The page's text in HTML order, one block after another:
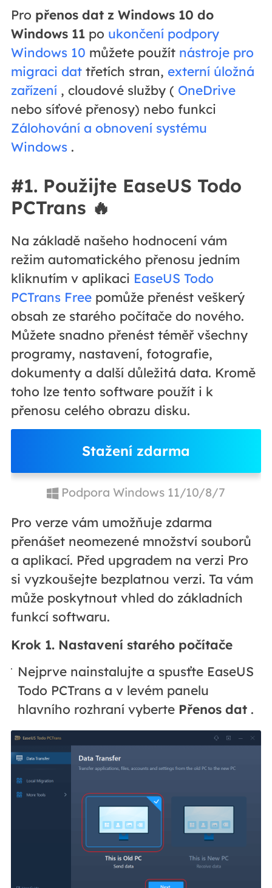
Pro přenos dat z Windows 10 do
Windows 11po ukončení podpory
Windows 10 můžete použít nástroje pro
migraci dattřetích stran, externí úložná
zařízení, cloudové služby ( OneDrive
nebo síťové přenosy) nebo funkci
Zálohování a obnovení systému
Windows .
#1. Použijte EaseUS Todo
PCTrans 🔥
Na základě našeho hodnocení vám
režim automatického přenosu jedním
kliknutím v aplikaci EaseUS Todo
PCTrans Freepomůže přenést veškerý
obsah ze starého počítače do nového.
Můžete snadno přenést téměř všechny
programy, nastavení, fotografie,
dokumenty a další důležitá data. Kromě
toho lze tento software použít i k
přenosu celého obrazu disku.
Stažení zdarma
Podpora Windows 11/10/8/7
Pro verze vám umožňuje zdarma
přenášet neomezené množství souborů
a aplikací. Před upgradem na verzi Pro
si vyzkoušejte bezplatnou verzi. Ta vám
může poskytnout vhled do základních
funkcí softwaru.
Krok 1. Nastavení starého počítače
Nejprve nainstalujte a spusťte EaseUS
Todo PCTrans a v levém panelu
hlavního rozhraní vyberte Přenos dat .